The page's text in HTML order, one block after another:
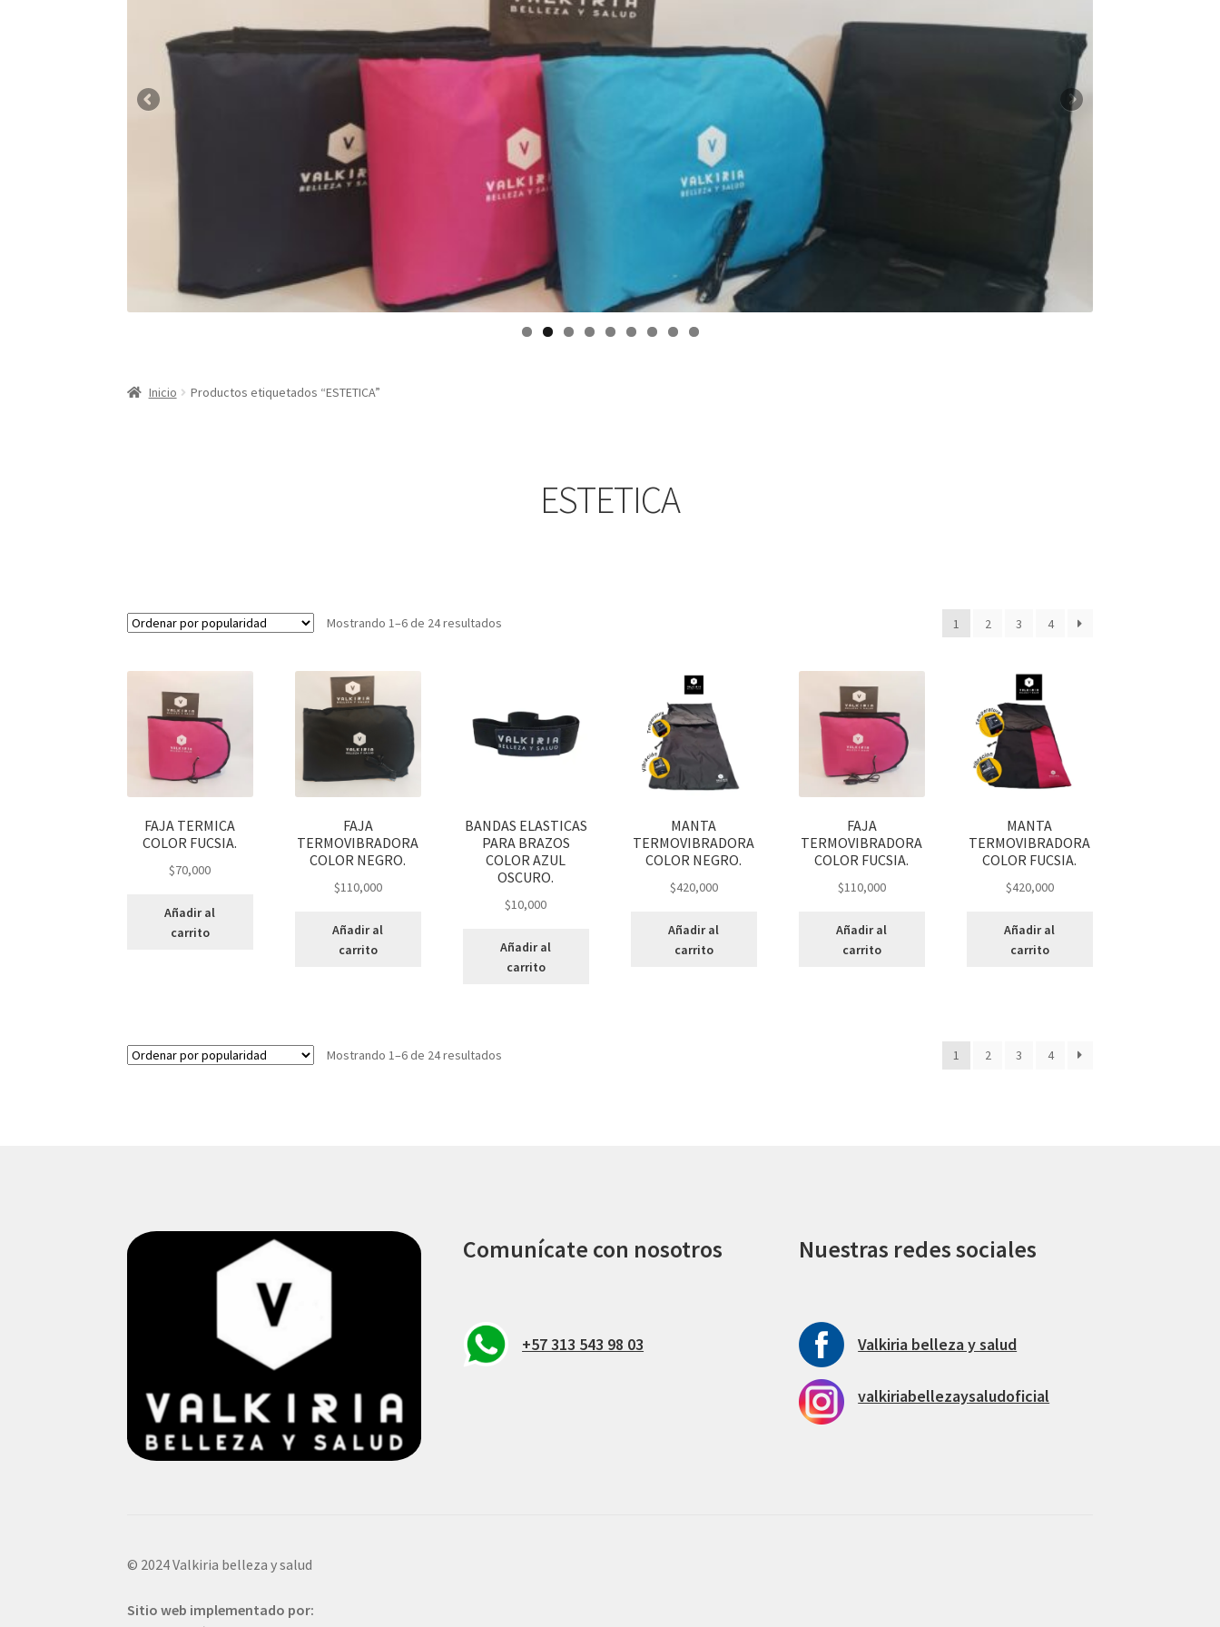
Inicio Productos etiquetados “ESTETICA”
ESTETICA
Mostrando 1–6 de 24 resultados 1 2 3 4
FAJA TERMICA
COLOR FUCSIA.
$70,000
Añadir al
carrito
FAJA
TERMOVIBRADORA
COLOR NEGRO.
$110,000
Añadir al
carrito
BANDAS ELASTICAS
PARA BRAZOS
COLOR AZUL
OSCURO.
$10,000
Añadir al
carrito
MANTA
TERMOVIBRADORA
COLOR NEGRO.
$420,000
Añadir al
carrito
FAJA
TERMOVIBRADORA
COLOR FUCSIA.
$110,000
Añadir al
carrito
MANTA
TERMOVIBRADORA
COLOR FUCSIA.
$420,000
Añadir al
carrito
Mostrando 1–6 de 24 resultados 1 2 3 4
Comunícate con nosotros
+57 313 543 98 03
Nuestras redes sociales
Valkiria belleza y salud
valkiriabellezaysaludoficial
© 2024 Valkiria belleza y salud
Sitio web implementado por: